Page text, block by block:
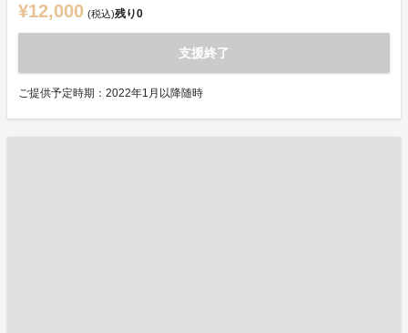
¥12,000 (税込)残り0
支援終了
ご提供予定時期：2022年1月以降随時